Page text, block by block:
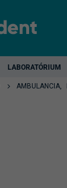
LABORATÓRIUM
AMBULANCIA,